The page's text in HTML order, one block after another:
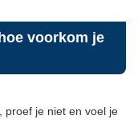
voorkom je
proef je niet en voel je